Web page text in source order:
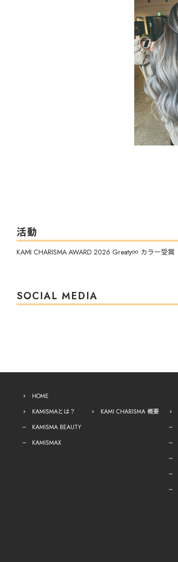
活動
KAMI CHARISMA AWARD 2026 Greaty∞ カラー受賞
SOCIAL MEDIA
HOME
KAMISMAとは？
KAMISMA BEAUTY
KAMISMAX
KAMI CHARISMA 概要